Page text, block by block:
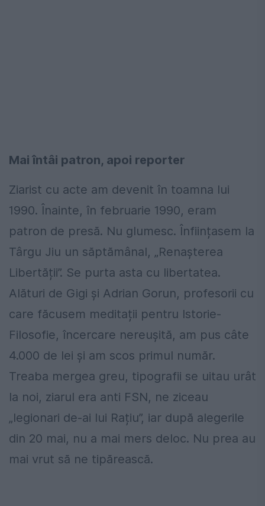
Mai întâi patron, apoi reporter
Ziarist cu acte am devenit în toamna lui
1990. Înainte, în februarie 1990, eram
patron de presă. Nu glumesc. Înființasem la
Târgu Jiu un săptămânal, „Renașterea
Libertății”. Se purta asta cu libertatea.
Alături de Gigi și Adrian Gorun, profesorii cu
care făcusem meditații pentru Istorie-
Filosofie, încercare nereușită, am pus câte
4.000 de lei și am scos primul număr.
Treaba mergea greu, tipografii se uitau urât
la noi, ziarul era anti FSN, ne ziceau
„legionari de-ai lui Rațiu”, iar după alegerile
din 20 mai, nu a mai mers deloc. Nu prea au
mai vrut să ne tipărească.